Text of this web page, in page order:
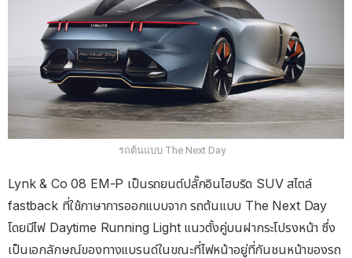
รถต้นแบบ The Next Day
Lynk & Co 08 EM-P เป็นรถยนต์ปลั๊กอินไฮบริด SUV สไตล์
fastback ที่ใช้ภาษาการออกแบบจาก รถต้นแบบ The Next Day
โดยมีไฟ Daytime Running Light แนวตั้งคู่บนฝากระโปรงหน้า ซึ่ง
เป็นเอกลักษณ์ของทางแบรนด์ในขณะที่ไฟหน้าอยู่ที่กันชนหน้าของรถ